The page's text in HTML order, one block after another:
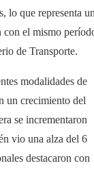
lo que representa
con el mismo
de Transporte.
modalidades de
un crecimiento del
se incrementaron
vio una alza del 6
destacaron con